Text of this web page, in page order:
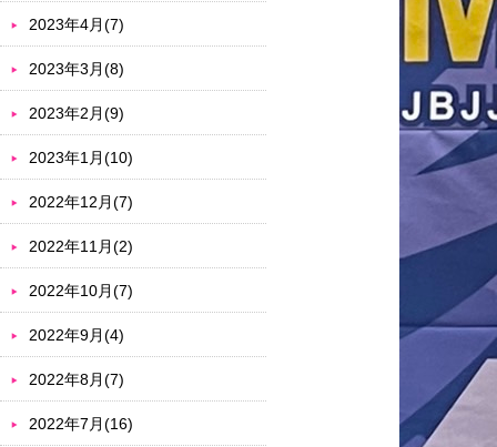
2023年4月(7)
2023年3月(8)
2023年2月(9)
2023年1月(10)
2022年12月(7)
2022年11月(2)
2022年10月(7)
2022年9月(4)
2022年8月(7)
2022年7月(16)